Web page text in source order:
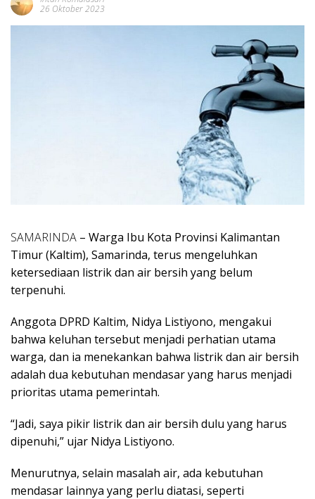
26 Oktober 2023
SAMARINDA – Warga Ibu Kota Provinsi Kalimantan
Timur (Kaltim), Samarinda, terus mengeluhkan
ketersediaan listrik dan air bersih yang belum
terpenuhi.
Anggota DPRD Kaltim, Nidya Listiyono, mengakui
bahwa keluhan tersebut menjadi perhatian utama
warga, dan ia menekankan bahwa listrik dan air bersih
adalah dua kebutuhan mendasar yang harus menjadi
prioritas utama pemerintah.
“Jadi, saya pikir listrik dan air bersih dulu yang harus
dipenuhi,” ujar Nidya Listiyono.
Menurutnya, selain masalah air, ada kebutuhan
mendasar lainnya yang perlu diatasi, seperti